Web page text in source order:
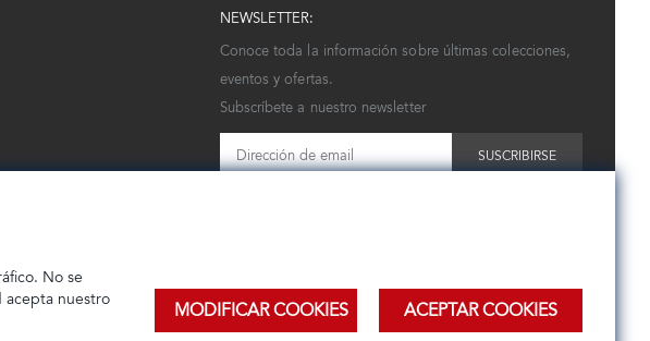
NEWSLETTER:
Conoce toda la información sobre últimas colecciones,
eventos y ofertas.
Subscríbete a nuestro newsletter
SUSCRIBIRSE
No se
acepta nuestro
MODIFICAR COOKIES ACEPTAR COOKIES